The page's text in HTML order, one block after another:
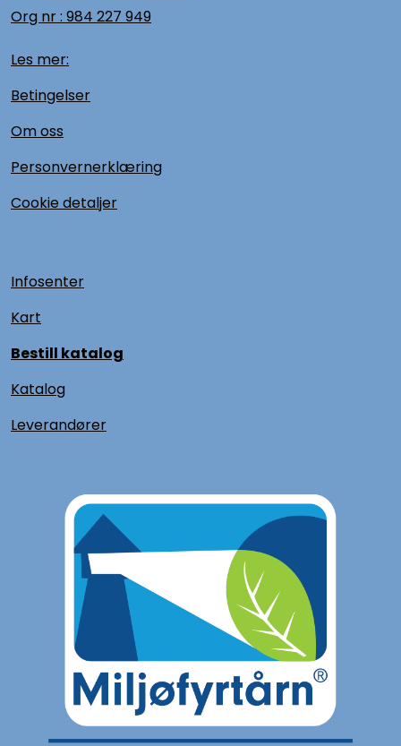
Org nr : 984 227 949
Les mer:
Betingelser
Om oss
Personvernerklæring
Cookie detaljer
Infosenter
Kart
Bestill katalog
Katalog
Leverandører